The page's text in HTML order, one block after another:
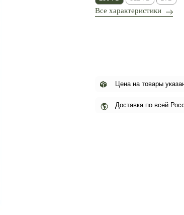
Все характеристики
Цена на товары
Доставка по всей